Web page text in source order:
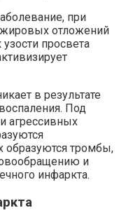
при
жировых отложений
узости просвета
в результате
Под
агрессивных
образуются тромбы,
и
инфаркта.